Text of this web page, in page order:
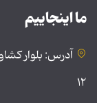
ما اینجاییم
آدرس: بلوار
۱۲